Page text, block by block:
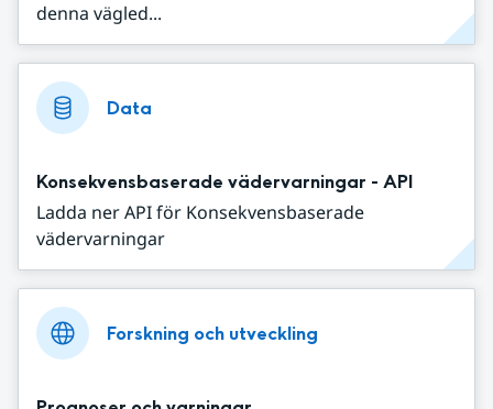
denna vägled...
Data
Konsekvensbaserade vädervarningar - API
Ladda ner API för Konsekvensbaserade
vädervarningar
Forskning och utveckling